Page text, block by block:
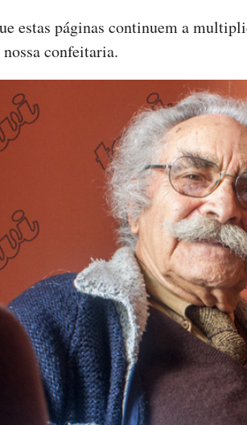
estas páginas continuem a
confeitaria.